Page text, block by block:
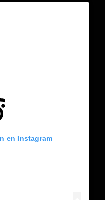
en Instagram